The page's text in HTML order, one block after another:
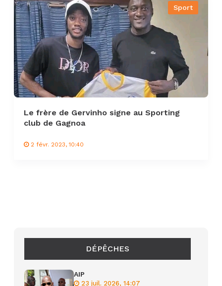
Sport
Le frère de Gervinho signe au Sporting
club de Gagnoa
2 févr. 2023, 10:40
DÉPÊCHES
AIP
23 juil. 2026, 14:07